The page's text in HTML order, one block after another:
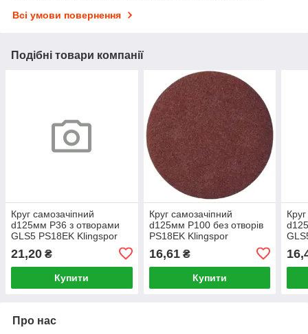
Всі умови повернення
Подібні товари компанії
Круг самозачіпний
d125мм P36 з отворами
GLS5 PS18EK Klingspor
21,20 ₴
Купити
Круг самозачіпний
d125мм P100 без отворів
PS18EK Klingspor
16,61₴
Купити
Про нас